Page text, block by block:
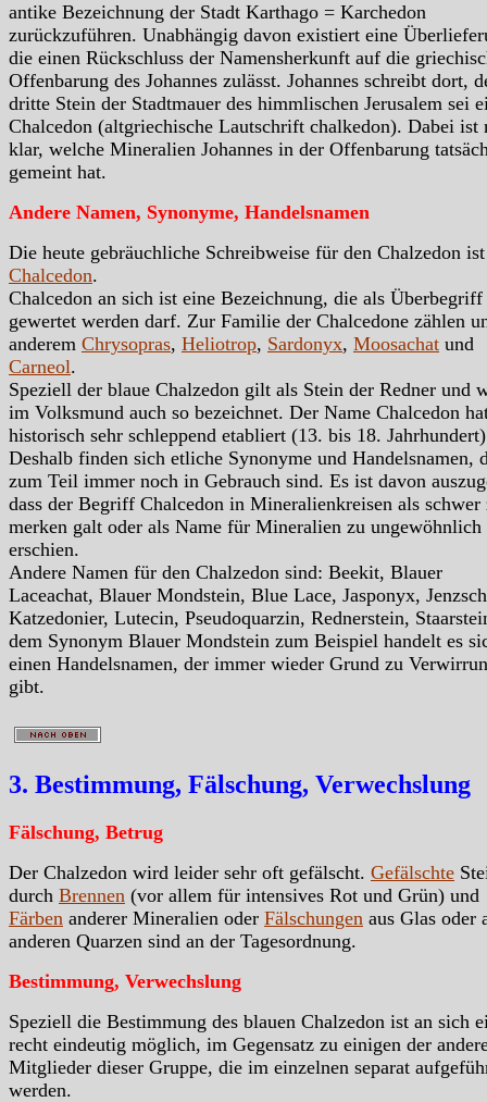
antike Bezeichnung der Stadt Karthago = Karchedon
zurückzuführen. Unabhängig davon existiert eine
die einen Rückschluss der Namensherkunft auf die
Offenbarung des Johannes zulässt. Johannes schreibt dort,
dritte Stein der Stadtmauer des himmlischen Jerusalem sei
Chalcedon (altgriechische Lautschrift chalkedon). Dabei ist
klar, welche Mineralien Johannes in der Offenbarung
gemeint hat.
Andere Namen, Synonyme, Handelsnamen
Die heute gebräuchliche Schreibweise für den Chalzedon ist
Chalcedon.
Chalcedon an sich ist eine Bezeichnung, die als Überbegriff
gewertet werden darf. Zur Familie der Chalcedone zählen
anderem Chrysopras, Heliotrop, Sardonyx, Moosachat und
Carneol.
Speziell der blaue Chalzedon gilt als Stein der Redner und
im Volksmund auch so bezeichnet. Der Name Chalcedon
historisch sehr schleppend etabliert (13. bis 18.
Deshalb finden sich etliche Synonyme und Handelsnamen,
zum Teil immer noch in Gebrauch sind. Es ist davon
dass der Begriff Chalcedon in Mineralienkreisen als schwer
merken galt oder als Name für Mineralien zu ungewöhnlich
erschien.
Andere Namen für den Chalzedon sind: Beekit, Blauer
Laceachat, Blauer Mondstein, Blue Lace, Jasponyx,
Katzedonier, Lutecin, Pseudoquarzin, Rednerstein,
dem Synonym Blauer Mondstein zum Beispiel handelt es
einen Handelsnamen, der immer wieder Grund zu
gibt.
3. Bestimmung, Fälschung, Verwechslung
Fälschung, Betrug
Der Chalzedon wird leider sehr oft gefälscht. Gefälschte
durch Brennen (vor allem für intensives Rot und Grün) und
Färben anderer Mineralien oder Fälschungen aus Glas oder
anderen Quarzen sind an der Tagesordnung.
Bestimmung, Verwechslung
Speziell die Bestimmung des blauen Chalzedon ist an sich
recht eindeutig möglich, im Gegensatz zu einigen der
Mitglieder dieser Gruppe, die im einzelnen separat
werden.